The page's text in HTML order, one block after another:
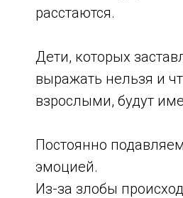
расстаются.
Дети, которых
выражать нельзя и
взрослыми, будут
Постоянно
эмоцией.
Из-за злобы